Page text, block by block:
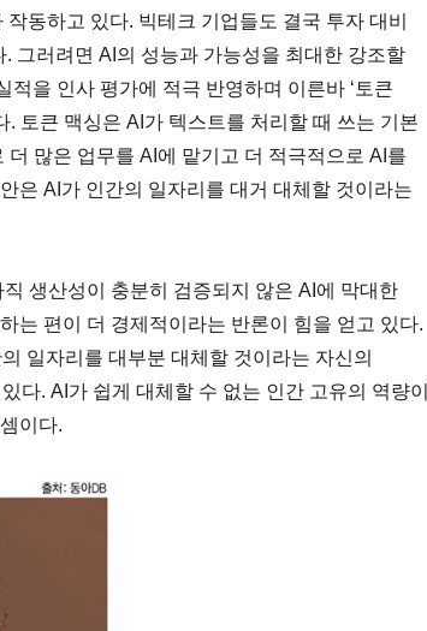
동하고 있다. 빅테크 기업들도 결국 투자 대비
그러려면 AI의 성능과 가능성을 최대한 강조할
을 인사 평가에 적극 반영하며 이른바 ‘토큰
. 토큰 맥싱은 AI가 텍스트를 처리할 때 쓰는 기본
더 많은 업무를 AI에 맡기고 더 적극적으로 AI를
은 AI가 인간의 일자리를 대거 대체할 것이라는
생산성이 충분히 검증되지 않은 AI에 막대한
는 편이 더 경제적이라는 반론이 힘을 얻고 있다.
일자리를 대부분 대체할 것이라는 자신의
다. AI가 쉽게 대체할 수 없는 인간 고유의 역량이
이다.